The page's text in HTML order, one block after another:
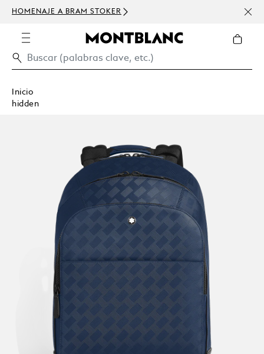
HOMENAJE A BRAM STOKER
USD
Inicio
hidden